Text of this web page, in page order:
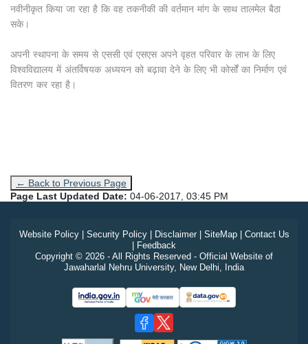
नवीनीकृत किया जा रहा है कि वह तकनीकी की वर्तमान मांग के साथ तालमेल बैठा
सके।
अपनी स्थापना के समय से एससी एवं एसएस अपने वृहत परिवार के लाभ के लिए
विश्वविद्यालय में अंतर्विषयक अध्ययन को बढ़ावा देने के लिए भी कोर्सों का निर्माण एवं
वितरण कर रहा है।
← Back to Previous Page
Page Last Updated Date: 04-06-2017, 03:45 PM
Website Policy| Security Policy| Disclaimer| SiteMap| Contact Us
Feedback
Copyright © 2026 - All Rights Reserved - Official Website of
Jawaharlal Nehru University, New Delhi, India